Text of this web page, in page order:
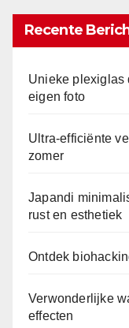
Recente
Unieke plexiglas
eigen foto
Ultra-efficiënte
zomer
Japandi
rust en esthetiek
Ontdek
Verwonderlijke
effecten